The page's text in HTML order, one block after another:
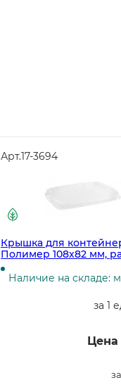
Арт.17-3694
Крышка для
Полимер 108х82 мм,
115х90 мм, прозрачная,
полипропилен, 100
Наличие на складе:
за 1
Цена